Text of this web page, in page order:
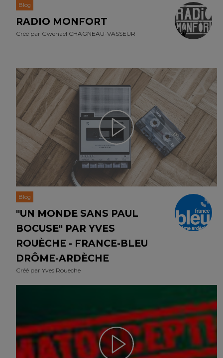
Blog
RADIO MONFORT
Créé par Gwenael CHAGNEAU-VASSEUR
Blog
"UN MONDE SANS PAUL
BOCUSE" PAR YVES
ROUÈCHE - FRANCE-BLEU
DRÔME-ARDÈCHE
Créé parYves Roueche